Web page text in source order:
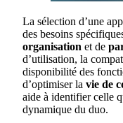
La sélection d’une
des besoins
organisation et de
d’utilisation, la
disponibilité des
d’optimiser la vie de
aide à identifier celle
dynamique du duo.